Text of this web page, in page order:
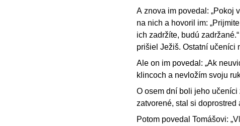
A znova im povedal: „Pokoj
na nich a hovoril im:
ich zadržíte, budú
prišiel Ježiš. Ostatní učeníci
Ale on im povedal: „Ak
klincoch a nevložím svoju
O osem dní boli jeho
zatvorené, stal si doprostred
Potom povedal Tomášovi: